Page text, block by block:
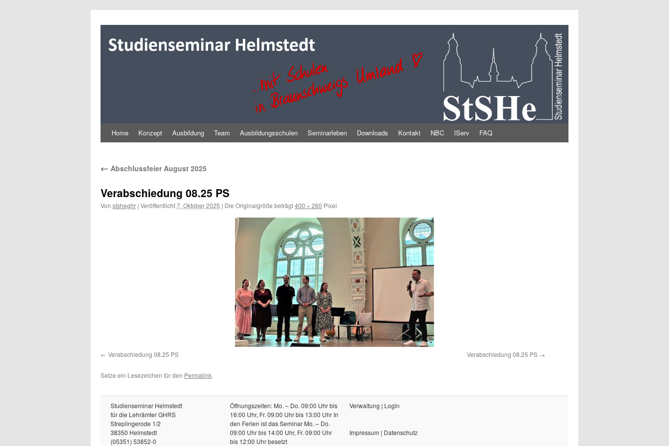
Home Konzept Ausbildung Team Ausbildungsschulen Seminarleben Downloads Kontakt NBC IServ FAQ
← Abschlussfeier August 2025
Verabschiedung 08.25 PS
Von stsheghr | Veröffentlicht7. Oktober 2025 | Die Originalgröße beträgt400 × 260 Pixel
Verabschiedung 08.25 PS Verabschiedung 08.25 PS
Setze ein Lesezeichen für den Permalink.
Studienseminar Helmstedt
für die Lehrämter GHRS
Streplingerode 1/2
38350 Helmstedt
(05351) 53852-0
Öffnungszeiten: Mo. – Do. 09:00 Uhr bis
16:00 Uhr, Fr. 09:00 Uhr bis 13:00 Uhr In
den Ferien ist das Seminar Mo. – Do.
09:00 Uhr bis 14:00 Uhr, Fr. 09:00 Uhr
bis 12:00 Uhr besetzt
Verwaltung | Login
Impressum | Datenschutz